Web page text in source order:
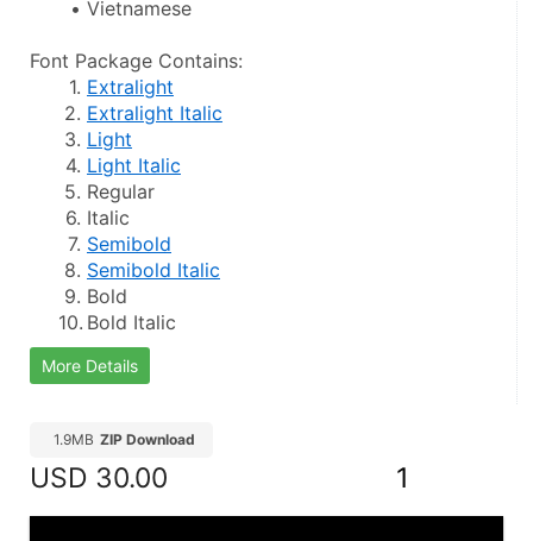
Vietnamese
Font Package Contains:
Extralight
Extralight Italic
Light
Light Italic
Regular
Italic
Semibold
Semibold Italic
Bold
Bold Italic
More Details
1.9MB ZIP Download
USD 30.00 1